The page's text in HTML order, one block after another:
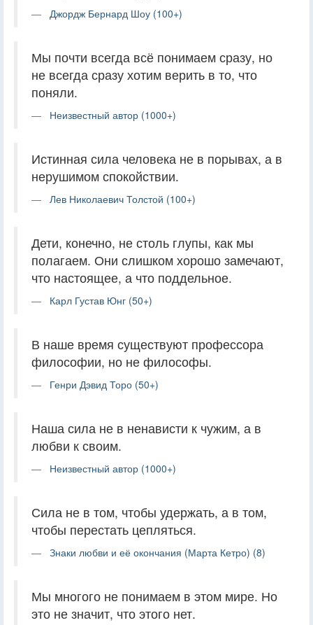
Джордж Бернард Шоу (100+)
Мы почти всегда всё понимаем сразу, но
не всегда сразу хотим верить в то, что
поняли.
Неизвестный автор (1000+)
Истинная сила человека не в порывах, а в
нерушимом спокойствии.
Лев Николаевич Толстой (100+)
Дети, конечно, не столь глупы, как мы
полагаем. Они слишком хорошо замечают,
что настоящее, а что поддельное.
Карл Густав Юнг (50+)
В наше время существуют профессора
философии, но не философы.
Генри Дэвид Торо (50+)
Наша сила не в ненависти к чужим, а в
любви к своим.
Неизвестный автор (1000+)
Сила не в том, чтобы удержать, а в том,
чтобы перестать цепляться.
Знаки любви и её окончания (Марта Кетро) (8)
Мы многого не понимаем в этом мире. Но
это не значит, что этого нет.